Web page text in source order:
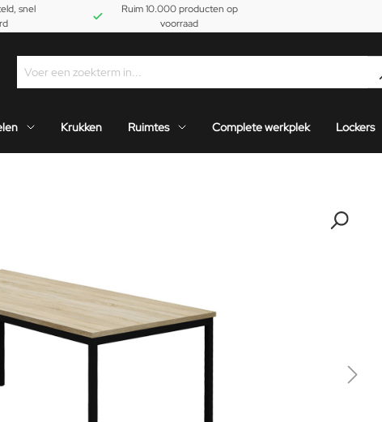
snel
Ruim 10.000 producten op
voorraad
Krukken Ruimtes Complete werkplek Lockers